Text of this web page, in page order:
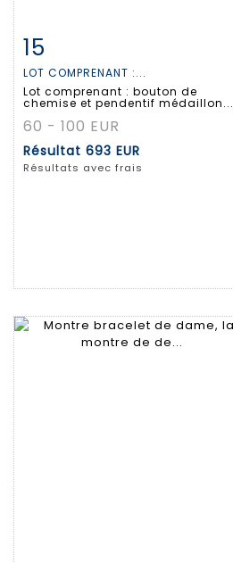
Fiche détaillée
15
LOT COMPRENANT :...
Lot comprenant : bouton de
chemise et pendentif médaillon...
60 - 100 EUR
Résultat 693 EUR
Résultats avec frais